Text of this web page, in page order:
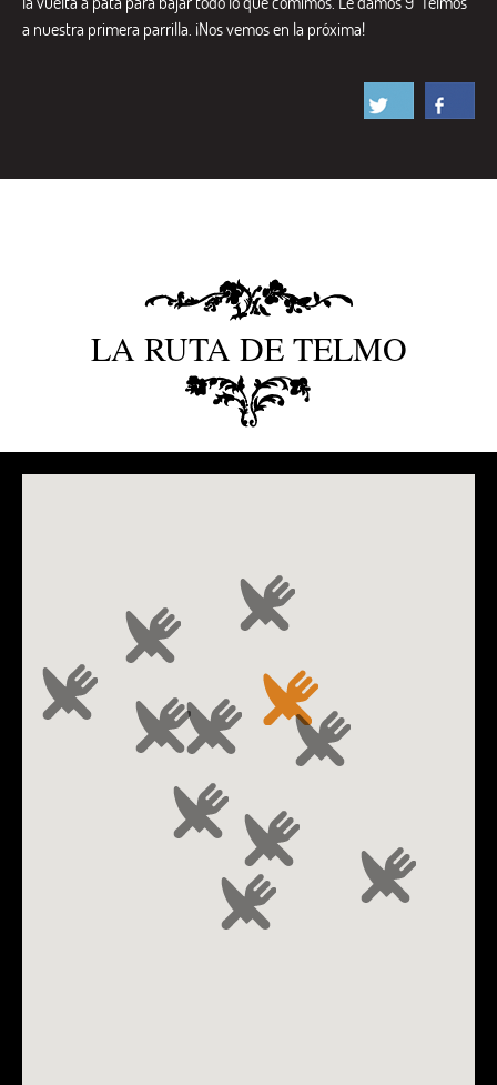
a nuestra primera parrilla. ¡Nos vemos en la próxima!
LA RUTA DE TELMO